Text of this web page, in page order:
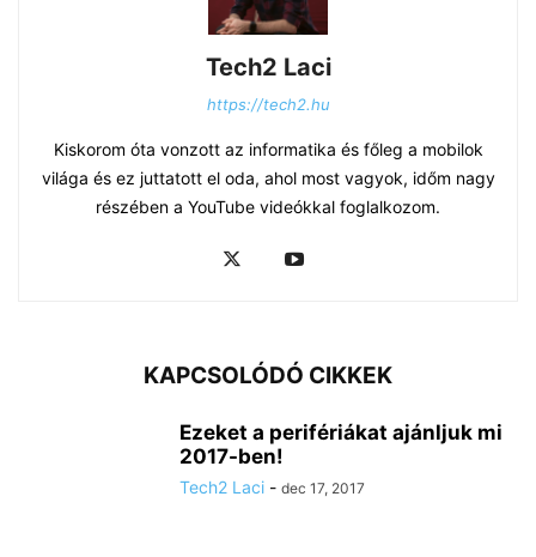
Tech2 Laci
https://tech2.hu
Kiskorom óta vonzott az informatika és főleg a mobilok
világa és ez juttatott el oda, ahol most vagyok, időm nagy
részében a YouTube videókkal foglalkozom.
KAPCSOLÓDÓ CIKKEK
Ezeket a perifériákat ajánljuk mi
2017-ben!
Tech2 Laci - dec 17, 2017